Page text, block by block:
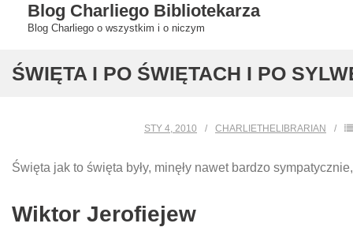
Blog Charliego Bibliotekarza
Blog Charliego o wszystkim i o niczym
ŚWIĘTA I PO ŚWIĘTACH I PO
STY 4, 2010 CHARLIETHELIBRARIAN
Święta jak to święta były, minęły nawet bardzo
Wiktor Jerofiejew